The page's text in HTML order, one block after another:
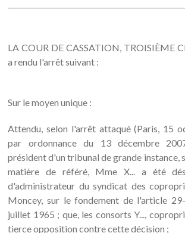
LA COUR DE CASSATION, TROISIÈME
a rendu l'arrêt suivant :
Sur le moyen unique :
Attendu, selon l'arrêt attaqué (Paris, 15
par ordonnance du 13 décembre
président d'un tribunal de grande instance,
matière de référé, Mme X... a été
d'administrateur du syndicat des
Moncey, sur le fondement de l'article
juillet 1965 ; que, les consorts Y...,
tierce opposition contre cette décision ;